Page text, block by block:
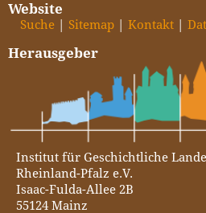
Website
Suche Sitemap Kontakt
Herausgeber
Institut für Geschichtliche
Rheinland-Pfalz e.V.
Isaac-Fulda-Allee 2B
55124 Mainz